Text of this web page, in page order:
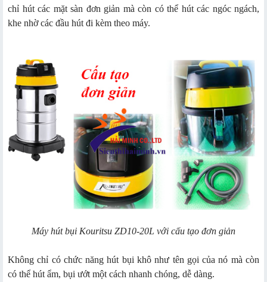
chỉ hút các mặt sàn đơn giản mà còn có thể hút các ngóc ngách,
khe nhờ các đầu hút đi kèm theo máy.
Máy hút bụi Kouritsu ZD10-20L với cấu tạo đơn giản
Không chỉ có chức năng hút bụi khô như tên gọi của nó mà còn
có thể hút ẩm, bụi ướt một cách nhanh chóng, dễ dàng.